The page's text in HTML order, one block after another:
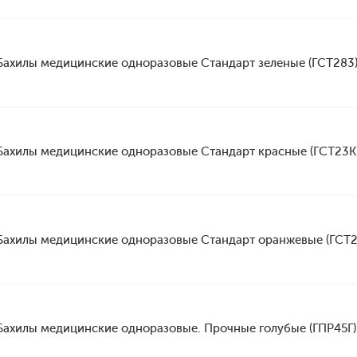
медицинские одноразовые Стандарт зеленые (ГСТ283)
медицинские одноразовые Стандарт красные
медицинские одноразовые Стандарт оранжевые
медицинские одноразовые. Прочные голубые (ГПР45Г)